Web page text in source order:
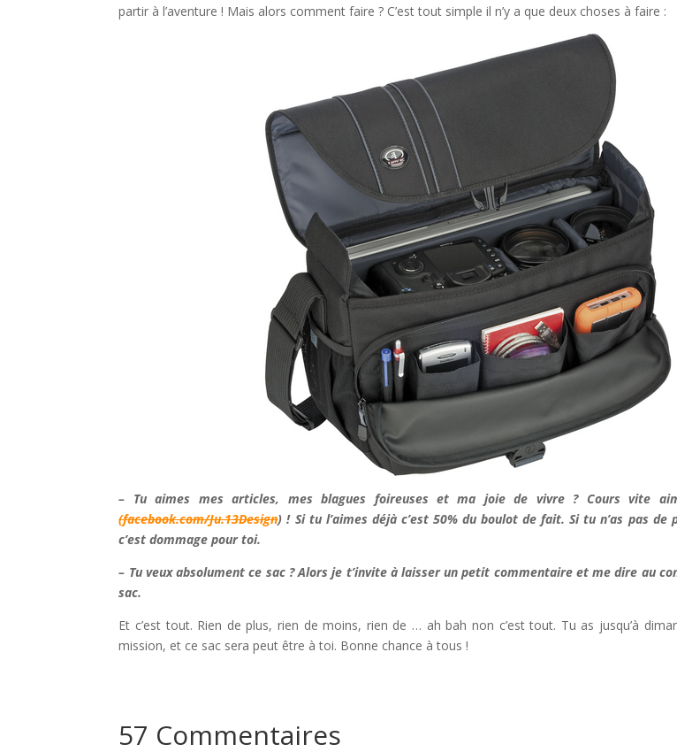
partir à l’aventure ! Mais alors comment faire ? C’est tout simple il n’y a que deux choses à faire :
– Tu aimes mes articles, mes blagues foireuses et ma joie de vivre ? Cours vite
(facebook.com/Ju.13Design) ! Si tu l’aimes déjà c’est 50% du boulot de fait. Si tu n’as pas
c’est dommage pour toi.
– Tu veux absolument ce sac ? Alors je t’invite à laisser un petit commentaire et me dire au
sac.
Et c’est tout. Rien de plus, rien de moins, rien de … ah bah non c’est tout. Tu as jusqu’à
mission, et ce sac sera peut être à toi. Bonne chance à tous !
57 Commentaires